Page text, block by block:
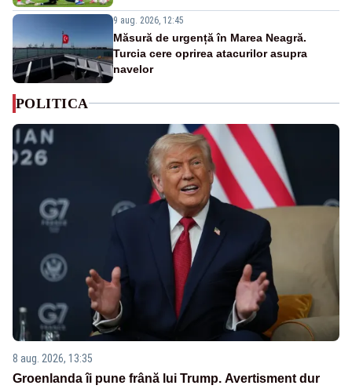
9 aug. 2026, 12:45
Măsură de urgență în Marea Neagră.
Turcia cere oprirea atacurilor asupra
navelor
POLITICA
8 aug. 2026, 13:35
Groenlanda îi pune frână lui Trump. Avertisment dur